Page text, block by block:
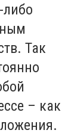
Так
– как